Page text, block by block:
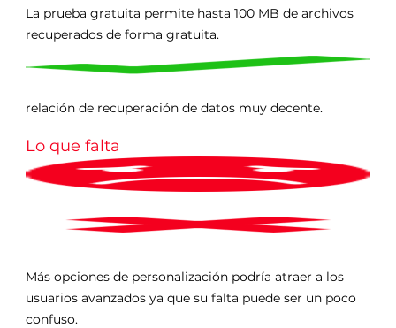
La prueba gratuita permite hasta 100 MB de archivos
recuperados de forma gratuita.
relación de recuperación de datos muy decente.
Lo que falta
Más opciones de personalización podría atraer a los
usuarios avanzados ya que su falta puede ser un poco
confuso.